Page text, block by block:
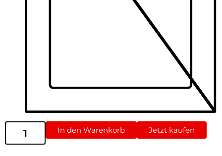
In den Warenkorb Jetzt kaufen